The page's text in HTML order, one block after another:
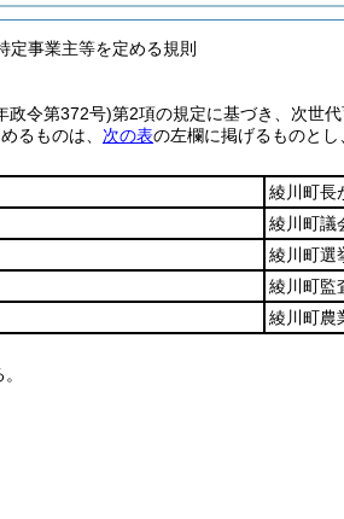
定事業主等を定める規則
政令第372号)第2項の規定に基づき、次世
るものは、 次の表の左欄に掲げるものとし
綾川町長
綾川町議
綾川町選
綾川町監
綾川町農